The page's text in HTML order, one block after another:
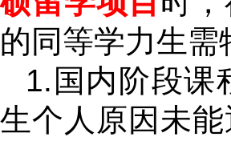
的同等学力生
1.国内阶段课
生个人原因未